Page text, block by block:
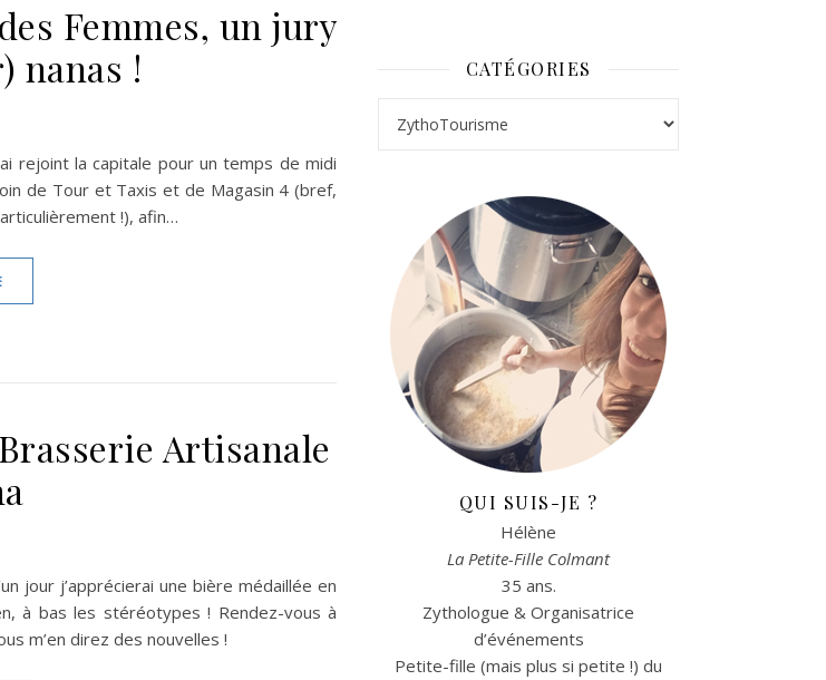
Femmes, un jury
nanas !
rejoint la capitale pour un temps de midi
de Tour et Taxis et de Magasin 4 (bref,
!), afin…
Artisanale
jour j’apprécierai une bière médaillée en
à bas les stéréotypes ! Rendez-vous à
m’en direz des nouvelles !
CATÉGORIES
QUI SUIS-JE ?
Hélène
La Petite-Fille Colmant
35 ans.
Zythologue & Organisatrice
d’événements
Petite-fille (mais plus si petite !) du